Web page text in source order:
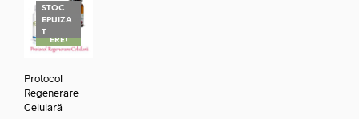
STOC
EPUIZA
TREDUC
ERE!
Protocol
Regenerare
Celulară